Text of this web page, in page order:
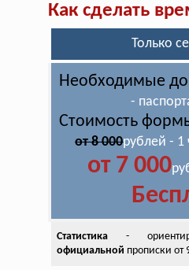
Как сделать
Только
Необходимые
-
Стоимость
от 8 000рублей - 1
от 7 000
Статистика-
официальной прописки от